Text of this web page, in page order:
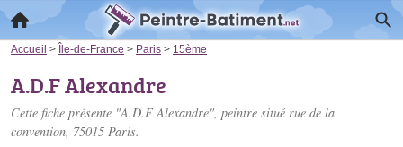
Accueil > Île-de-France > Paris > 15ème
A.D.F Alexandre
Cette fiche présente "A.D.F Alexandre", peintre situé rue de la
convention, 75015 Paris.